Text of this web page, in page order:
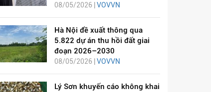
08/05/2026 | VOVVN
Hà Nội đề xuất thông qua
5.822 dự án thu hồi đất giai
đoạn 2026–2030
08/05/2026 | VOVVN
Lý Sơn khuyến cáo không khai